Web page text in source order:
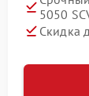
5050
Скидка